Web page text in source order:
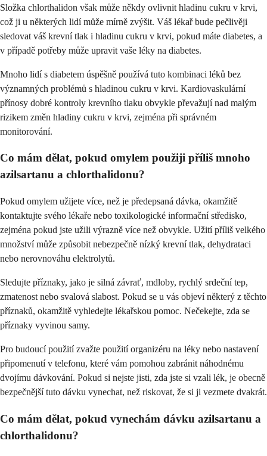
Složka chlorthalidon však může někdy ovlivnit hladinu cukru v krvi,
což ji u některých lidí může mírně zvýšit. Váš lékař bude pečlivěji
sledovat váš krevní tlak i hladinu cukru v krvi, pokud máte diabetes, a
v případě potřeby může upravit vaše léky na diabetes.
Mnoho lidí s diabetem úspěšně používá tuto kombinaci léků bez
významných problémů s hladinou cukru v krvi. Kardiovaskulární
přínosy dobré kontroly krevního tlaku obvykle převažují nad malým
rizikem změn hladiny cukru v krvi, zejména při správném
monitorování.
Co mám dělat, pokud omylem použiji příliš mnoho
azilsartanu a chlorthalidonu?
Pokud omylem užijete více, než je předepsaná dávka, okamžitě
kontaktujte svého lékaře nebo toxikologické informační středisko,
zejména pokud jste užili výrazně více než obvykle. Užití příliš velkého
množství může způsobit nebezpečně nízký krevní tlak, dehydrataci
nebo nerovnováhu elektrolytů.
Sledujte příznaky, jako je silná závrať, mdloby, rychlý srdeční tep,
zmatenost nebo svalová slabost. Pokud se u vás objeví některý z těchto
příznaků, okamžitě vyhledejte lékařskou pomoc. Nečekejte, zda se
příznaky vyvinou samy.
Pro budoucí použití zvažte použití organizéru na léky nebo nastavení
připomenutí v telefonu, které vám pomohou zabránit náhodnému
dvojímu dávkování. Pokud si nejste jisti, zda jste si vzali lék, je obecně
bezpečnější tuto dávku vynechat, než riskovat, že si ji vezmete dvakrát.
Co mám dělat, pokud vynechám dávku azilsartanu a
chlorthalidonu?